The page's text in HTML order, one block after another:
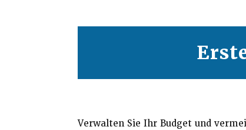
Verwalten Sie Ihr Budget und